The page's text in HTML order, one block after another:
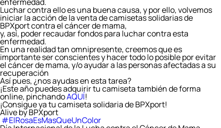
Luchar contra ello es una buena causa, y por ello, volvemos
iniciar la acción de la venta de camisetas solidarias de
BPXport contra el cáncer de mama,
y, así, poder recaudar fondos para luchar contra esta
enfermedad.
En una realidad tan omnipresente, creemos que es
importante ser conscientes y hacer todo lo posible por evitar
el cáncer de mama, y/o ayudar a las personas afectadas a su
recuperación
Así pues, ¿nos ayudas en esta tarea?
¡Este año puedes adquirir tu camiseta también de forma
online, pinchandoAQUÍ!
¡Consigue ya tu camiseta solidaria de BPXport!
Alive by BPXport
#ElRosaEsMasQueUnColor ️